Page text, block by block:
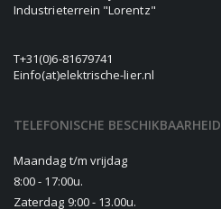
Industrieterrein "Lorentz"
T+31(0)6-81679741
Einfo(at)elektrische-lier.nl
TELEFONISCHE BESCHIKBAARHEID
Maandag t/m vrijdag
8:00 - 17:00u.
Zaterdag 9:00 - 13.00u.